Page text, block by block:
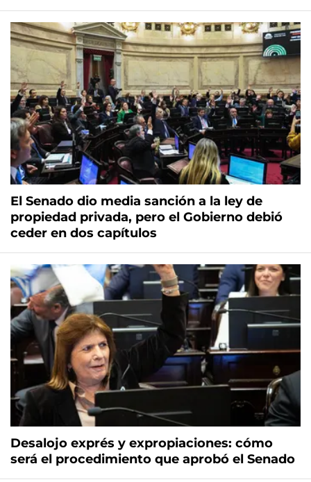
El Senado dio media sanción a la ley de
propiedad privada, pero el Gobierno debió
ceder en dos capítulos
Desalojo exprés y expropiaciones: cómo
será el procedimiento que aprobó el Senado